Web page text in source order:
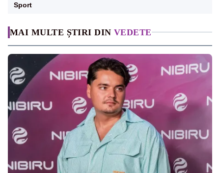
MAI MULTE ȘTIRI DIN VEDETE
Sport